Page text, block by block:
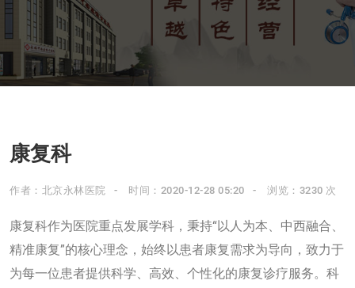
康复科
作者：北京永林医院 时间：2020-12-28 05:20 浏览：3230 次
康复科作为医院重点发展学科，秉持“以人为本、中西融合、
精准康复”的核心理念，始终以患者康复需求为导向，致力于
为每一位患者提供科学、高效、个性化的康复诊疗服务。科